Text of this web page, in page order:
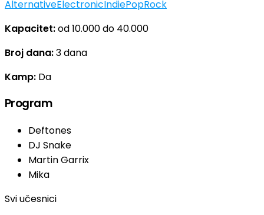
AlternativeElectronicIndiePopRock
Kapacitet:od 10.000 do 40.000
Broj dana:3 dana
Kamp: Da
Program
Deftones
DJ Snake
Martin Garrix
Mika
Svi učesnici